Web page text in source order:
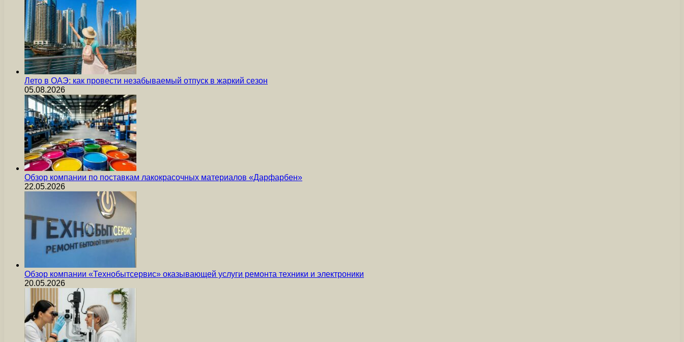
Лето в ОАЭ: как провести незабываемый отпуск в жаркий сезон
05.08.2026
Обзор компании по поставкам лакокрасочных материалов «Дарфарбен»
22.05.2026
Обзор компании «Технобытсервис» оказывающей услуги ремонта техники и электроники
20.05.2026